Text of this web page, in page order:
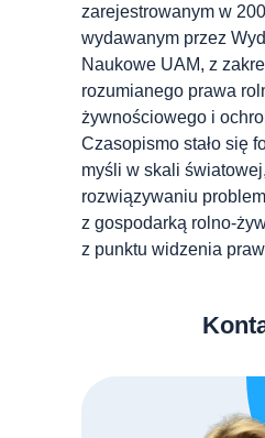
zarejestrowanym w
wydawanym przez
Naukowe UAM, z
rozumianego prawa
żywnościowego i
Czasopismo stało się
myśli w skali
rozwiązywaniu
z gospodarką rolno-
z punktu widzenia